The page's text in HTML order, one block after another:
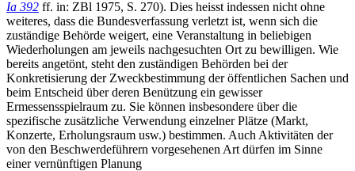
Ia 392 ff. in: ZBl 1975, S. 270). Dies heisst indessen nicht ohne
weiteres, dass die Bundesverfassung verletzt ist, wenn sich die
zuständige Behörde weigert, eine Veranstaltung in beliebigen
Wiederholungen am jeweils nachgesuchten Ort zu bewilligen. Wie
bereits angetönt, steht den zuständigen Behörden bei der
Konkretisierung der Zweckbestimmung der öffentlichen Sachen und
beim Entscheid über deren Benützung ein gewisser
Ermessensspielraum zu. Sie können insbesondere über die
spezifische zusätzliche Verwendung einzelner Plätze (Markt,
Konzerte, Erholungsraum usw.) bestimmen. Auch Aktivitäten der
von den Beschwerdeführern vorgesehenen Art dürfen im Sinne
einer vernünftigen Planung